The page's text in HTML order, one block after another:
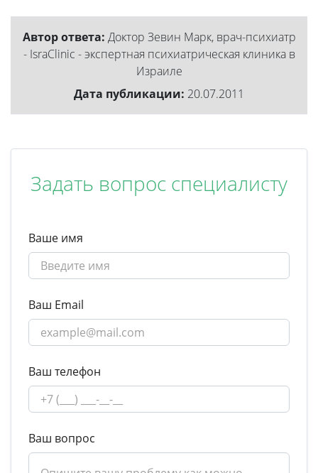
Автор ответа: Доктор Зевин Марк, врач-психиатр
- IsraClinic - экспертная психиатрическая клиника в
Израиле
Дата публикации: 20.07.2011
Задать вопрос специалисту
Ваше имя
Ваш Email
Ваш телефон
Ваш вопрос